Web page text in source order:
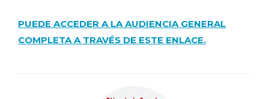
PUEDE ACCEDER A LA AUDIENCIA GENERAL
COMPLETA A TRAVÉS DE ESTE ENLACE.